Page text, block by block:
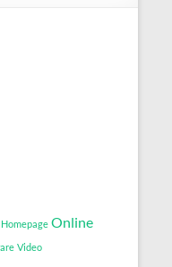
Homepage Online
Video